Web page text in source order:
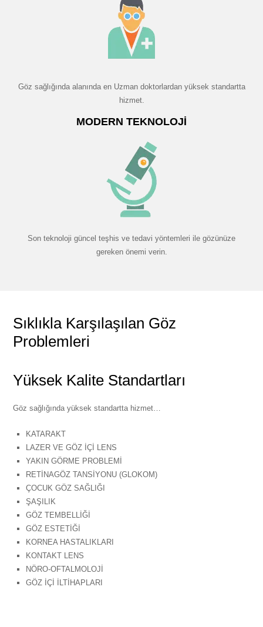
Göz sağlığında alanında en Uzman doktorlardan yüksek standartta
hizmet.
MODERN TEKNOLOJI
Son teknoloji güncel teşhis ve tedavi yöntemleri ile gözünüze
gereken önemi verin.
Sıklıkla Karşılaşılan Göz
Problemleri
Yüksek Kalite Standartları
Göz sağlığında yüksek standartta hizmet…
KATARAKT
LAZER VE GÖZ İÇİ LENS
YAKIN GÖRME PROBLEMİ
RETİNAGÖZ TANSİYONU (GLOKOM)
ÇOCUK GÖZ SAĞLIĞI
ŞAŞILIK
GÖZ TEMBELLİĞİ
GÖZ ESTETİĞİ
KORNEA HASTALIKLARI
KONTAKT LENS
NÖRO-OFTALMOLOJİ
GÖZ İÇİ İLTİHAPLARI